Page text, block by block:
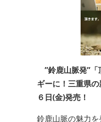
”鈴鹿山脈発”「
ギーに！三重県
６日(金)発売！
鈴鹿山脈の魅力